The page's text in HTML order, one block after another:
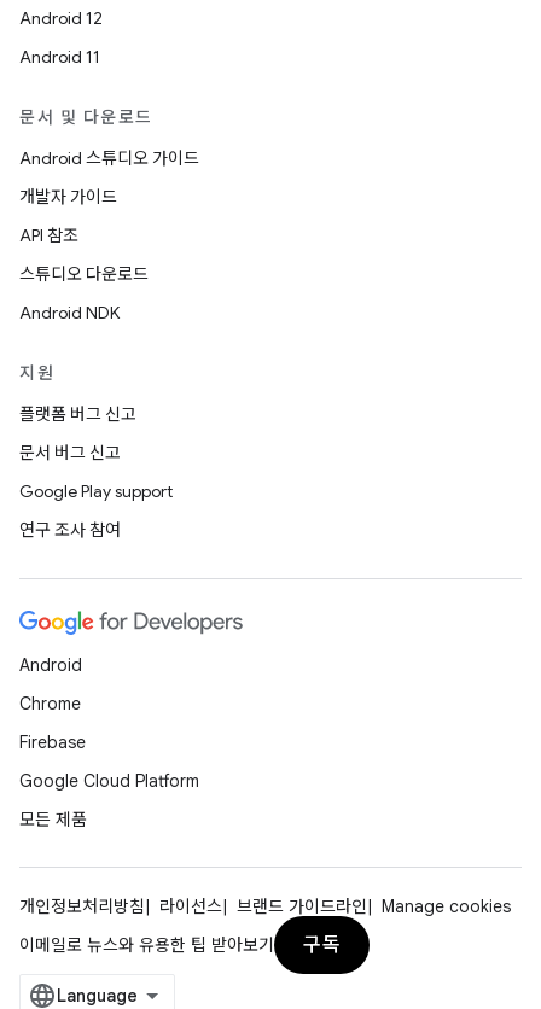
Android 12
Android 11
문서 및 다운로드
Android 스튜디오 가이드
개발자 가이드
API 참조
스튜디오 다운로드
Android NDK
지원
플랫폼 버그 신고
문서 버그 신고
Google Play support
연구 조사 참여
Android
Chrome
Firebase
Google Cloud Platform
모든 제품
개인정보처리방침 라이선스 브랜드 가이드라인
Manage cookies
이메일로 뉴스와 유용한 팁 받아보기
구독